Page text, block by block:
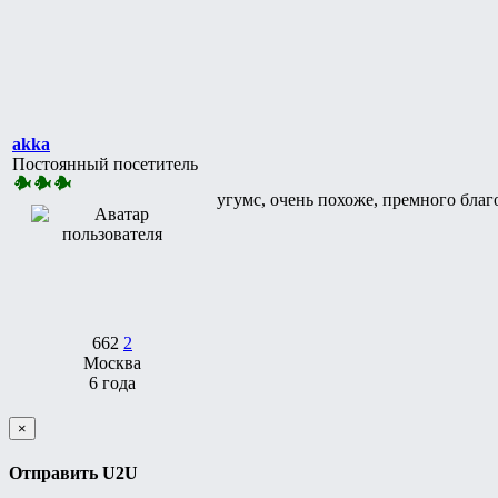
akka
Постоянный посетитель
662 2
Москва
6 года
угумс, очень похоже, премного
×
Отправить U2U